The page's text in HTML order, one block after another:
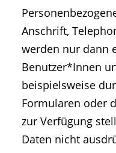
Anschrift,
werden nur dann
Benutzer*Innen
beispielsweise
Formularen oder
zur Verfügung
Daten nicht